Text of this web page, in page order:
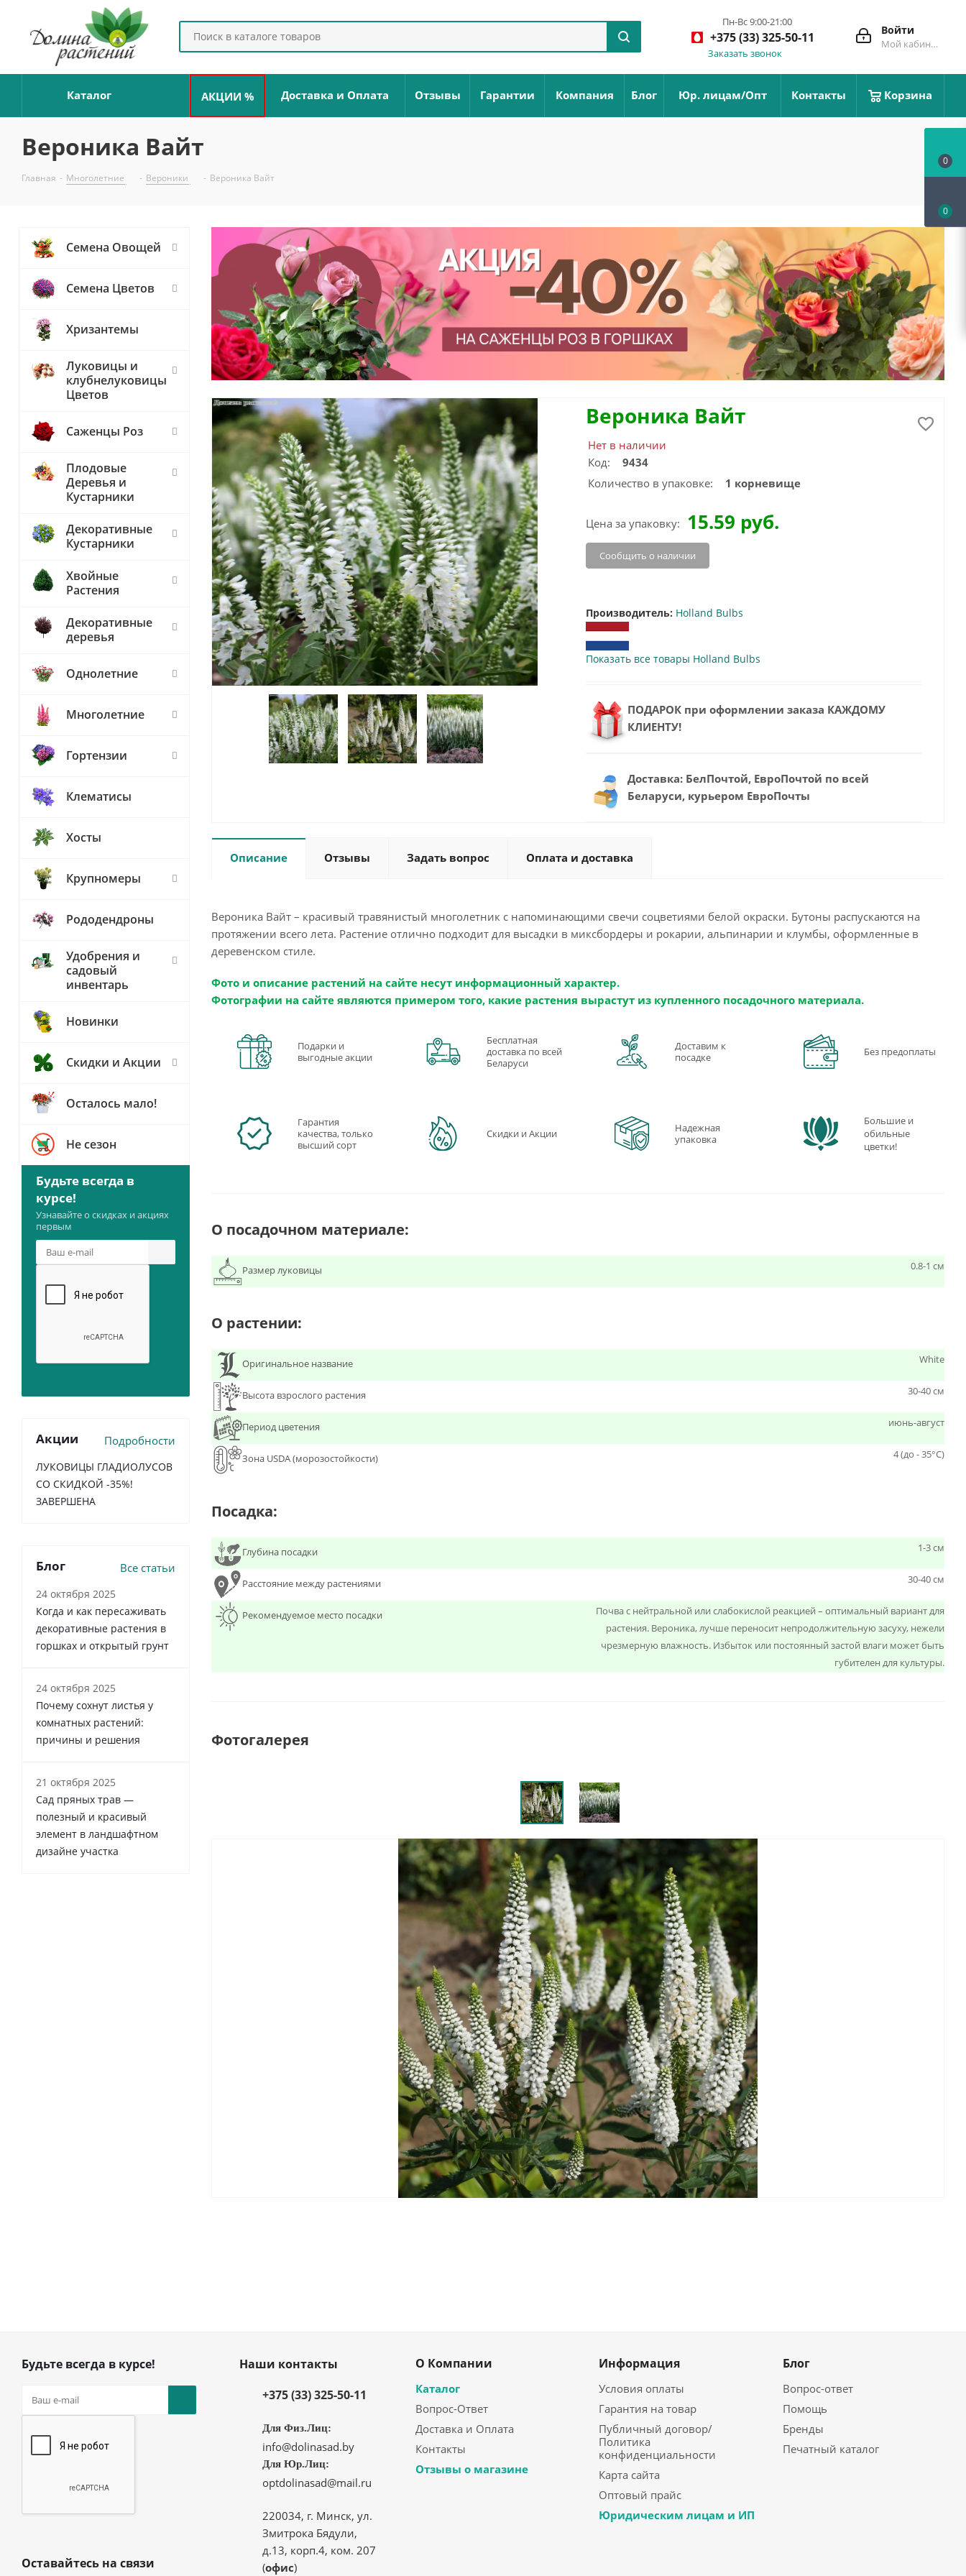
Войти
Мой кабинет
Пн-Вс 9:00-21:00
+375 (33) 325-50-11
Заказать звонок
Каталог АКЦИИ % Доставка и Оплата Отзывы Гарантии Компания Блог Юр. лицам/Опт Контакты Корзина
Вероника Вайт
Главная - Многолетние - Вероники - Вероника Вайт
Вероника Вайт
Нет в наличии
Код:
9434
Количество в упаковке:
1 корневище
Цена за упаковку: 15.59 руб.
Сообщить о наличии
Производитель: Holland Bulbs
Показать все товары Holland Bulbs
ПОДАРОК при оформлении заказа КАЖДОМУ
КЛИЕНТУ!
Доставка: БелПочтой, ЕвроПочтой по всей
Беларуси, курьером ЕвроПочты
Описание Отзывы Задать вопрос Оплата и доставка
Вероника Вайт – красивый травянистый многолетник с напоминающими свечи соцветиями белой окраски. Бутоны распускаются на
протяжении всего лета. Растение отлично подходит для высадки в миксбордеры и рокарии, альпинарии и клумбы, оформленные в
деревенском стиле.
Фото и описание растений на сайте несут информационный характер.
Фотографии на сайте являются примером того, какие растения вырастут из купленного посадочного материала.
Подарки и
выгодные акции
Бесплатная
доставка по всей
Беларуси
Доставим к
посадке
Без предоплаты
Гарантия
качества, только
высший сорт
Скидки и Акции
Надежная
упаковка
Большие и
обильные
цветки!
О посадочном материале:
Размер луковицы 0.8-1 см
О растении:
Оригинальное название White
Высота взрослого растения 30-40 см
Период цветения июнь-август
Зона USDA (морозостойкости) 4 (до - 35°С)
Посадка:
Глубина посадки 1-3 см
Расстояние между растениями 30-40 см
Рекомендуемое место посадки
Почва с нейтральной или слабокислой реакцией – оптимальный вариант для
растения. Вероника, лучше переносит непродолжительную засуху, нежели
чрезмерную влажность. Избыток или постоянный застой влаги может быть
губителен для культуры.
Фотогалерея
Семена Овощей
Семена Цветов
Хризантемы
Луковицы и
клубнелуковицы
Цветов
Саженцы Роз
Плодовые
Деревья и
Кустарники
Декоративные
Кустарники
Хвойные
Растения
Декоративные
деревья
Однолетние
Многолетние
Гортензии
Клематисы
Хосты
Крупномеры
Рододендроны
Удобрения и
садовый
инвентарь
Новинки
Скидки и Акции
Осталось мало!
Не сезон
Будьте всегда в
курсе!
Узнавайте о скидках и акциях
первым
Акции Подробности
ЛУКОВИЦЫ ГЛАДИОЛУСОВ
СО СКИДКОЙ -35%!
ЗАВЕРШЕНА
Блог Все статьи
24 октября 2025
Когда и как пересаживать
декоративные растения в
горшках и открытый грунт
24 октября 2025
Почему сохнут листья у
комнатных растений:
причины и решения
21 октября 2025
Сад пряных трав —
полезный и красивый
элемент в ландшафтном
дизайне участка
Будьте всегда в курсе!
Оставайтесь на связи
Наши контакты
+375 (33) 325-50-11
Для Физ.Лиц:
info@dolinasad.by
Для Юр.Лиц:
optdolinasad@mail.ru
220034, г. Минск, ул.
Змитрока Бядули,
д.13, корп.4, ком. 207
(офис)
О Компании
Каталог
Вопрос-Ответ
Доставка и Оплата
Контакты
Отзывы о магазине
Информация
Условия оплаты
Гарантия на товар
Публичный договор/
Политика
конфиденциальности
Карта сайта
Оптовый прайс
Юридическим лицам и ИП
Блог
Вопрос-ответ
Помощь
Бренды
Печатный каталог
0
0